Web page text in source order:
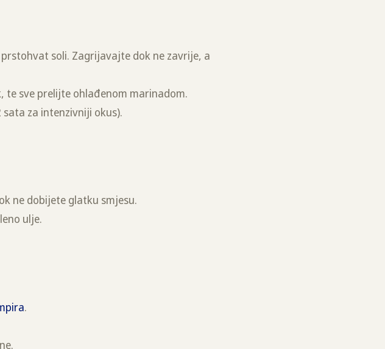
soli. Zagrijavajte dok ne zavrije, a
te sve prelijte ohlađenom marinadom.
za intenzivniji okus).
ne dobijete glatku smjesu.
ulje.
.